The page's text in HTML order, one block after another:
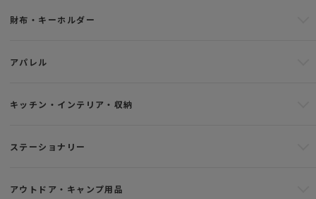
財布・キーホルダー
アパレル
キッチン・インテリア・収納
ステーショナリー
アウトドア・キャンプ用品